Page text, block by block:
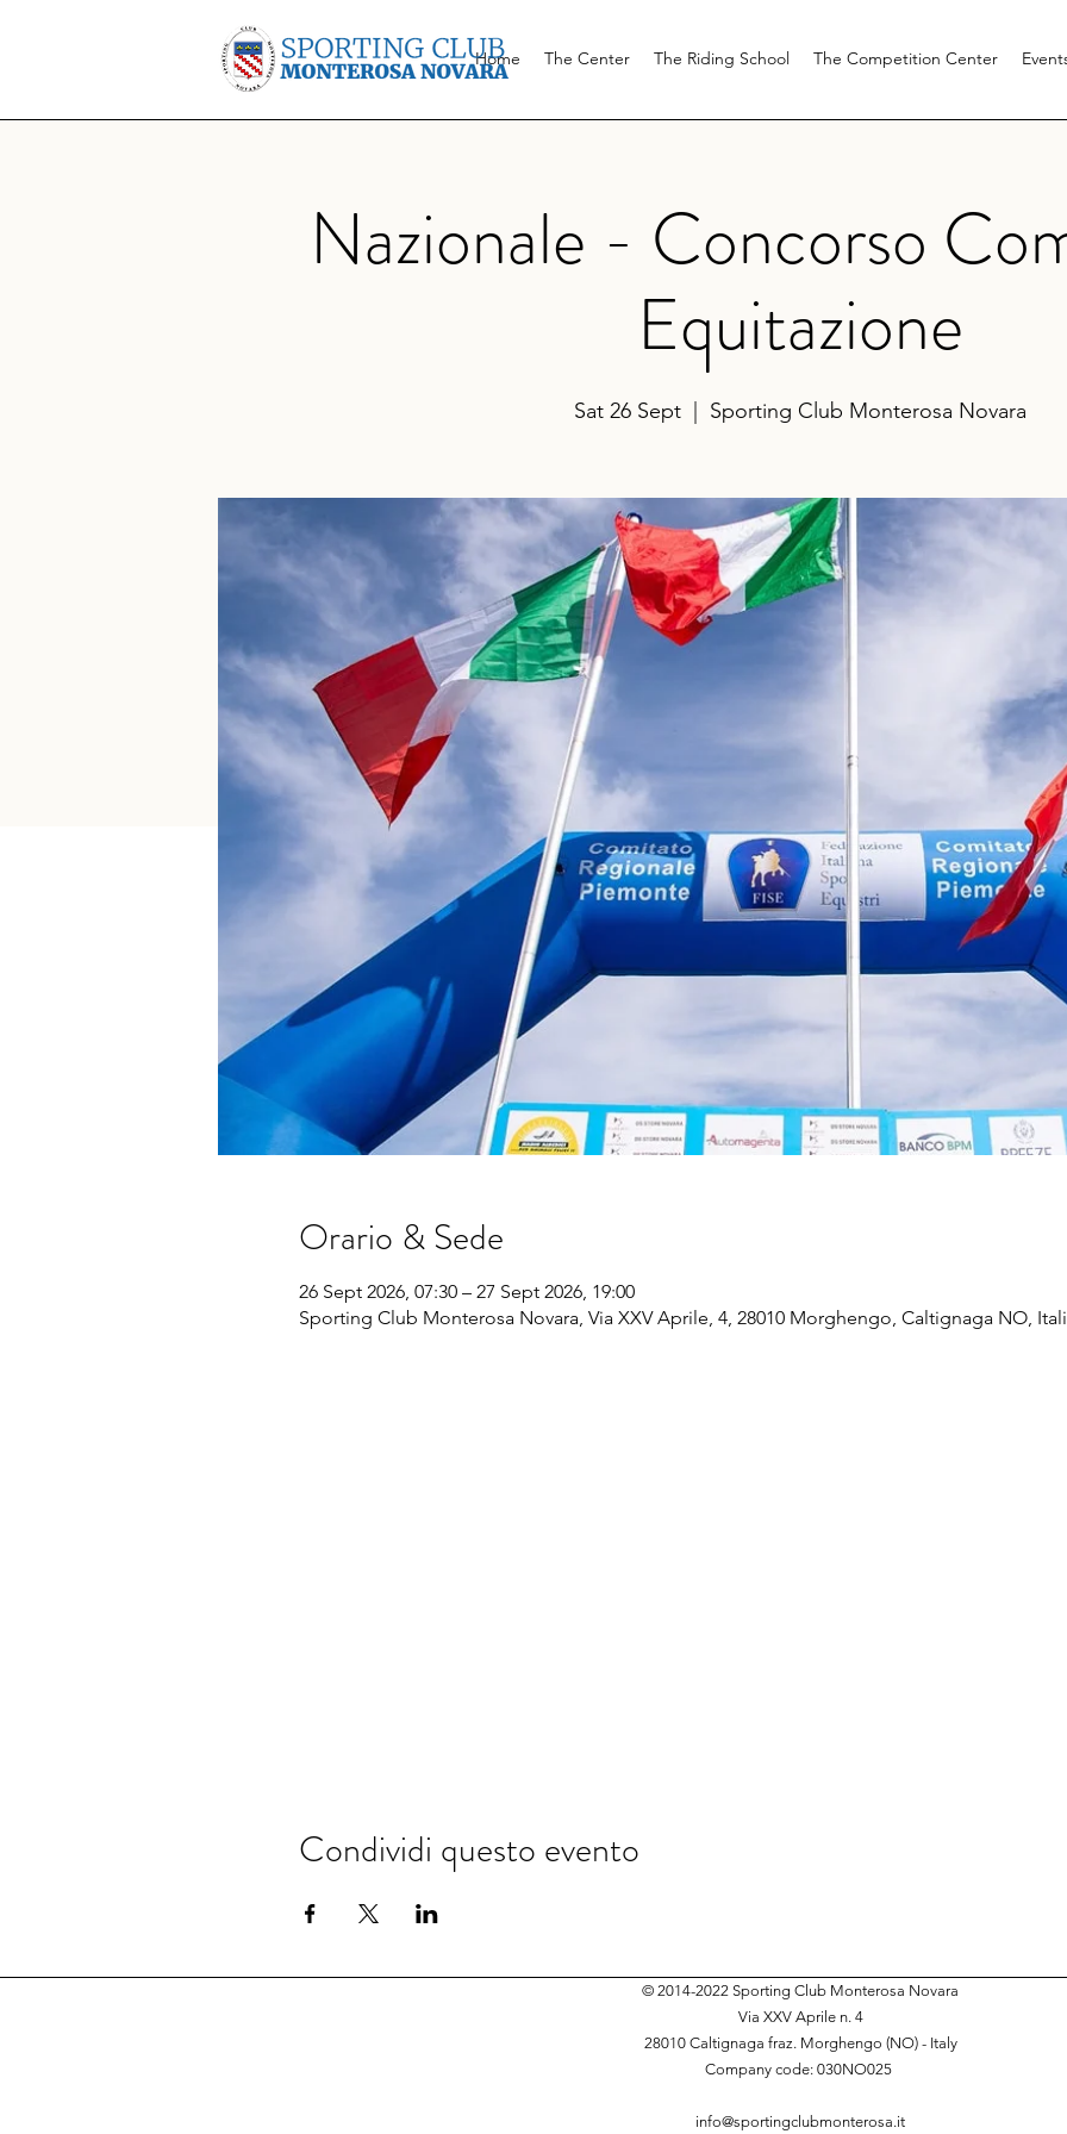
Home The Center The Riding School The Competition Center
Nazionale - Concorso
Equitazione
Sat 26 Sept Sporting Club Monterosa Novara
Orario & Sede
26 Sept 2026, 07:30 – 27 Sept 2026, 19:00
Sporting Club Monterosa Novara, Via XXV Aprile, 4, 28010 Morghengo, Caltignaga NO,
Condividi questo evento
© 2014-2022 Sporting Club Monterosa Novara
Via XXV Aprile n. 4
28010 Caltignaga fraz. Morghengo (NO) - Italy
Company code: 030NO025
info@sportingclubmonterosa.it